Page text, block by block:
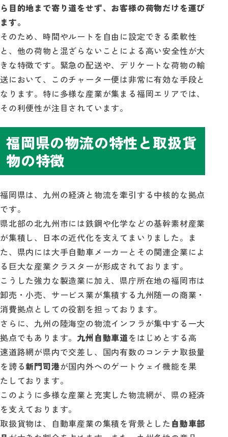
ら目的地まで寄り道をせず、お客様の荷物だけを運び
ます。
そのため、時間やルートを自由に設定できる柔軟性
と、他の荷物と混ざらないことによる高い安全性が大
きな特徴です。緊急の配送や、デリケートな荷物の輸
送において、このチャーター便は非常に有効な手段と
なります。特に多様な産業が集まる福岡エリアでは、
その利便性が注目されています。
福岡県の物流の特性と取扱貨
物の特徴
福岡県は、九州の経済と物流を牽引する中核的な拠点
です。
県北部の北九州市には鉄鋼や化学などの基幹素材産業
が集積し、日本の近代化を支えてまいりました。ま
た、県内には大手自動車メーカーとその関連企業によ
る巨大な産業クラスターが形成されております。
こうした強力な製造業に加え、県庁所在地の福岡市は
卸売・小売、サービス業が集積する九州随一の商業・
消費拠点としての役割を担っております。
さらに、九州の陸海空の物流インフラが集中する一大
拠点でもあります。九州自動車道をはじめとする高
速道路網が県内で交差し、国内有数のコンテナ取扱量
を誇る新門司港が国内外へのゲートウェイ機能を果
たしております。
このように多様な産業と充実した物流網が、県の経済
を支えております。
取扱貨物は、自動車産業の集積を背景とした 自動車部